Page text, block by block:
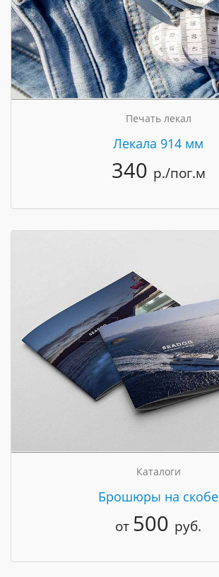
Печать лекал
Лекала 914 мм
340 р./пог.м
Каталоги
Брошюры на скобе
от 500 руб.